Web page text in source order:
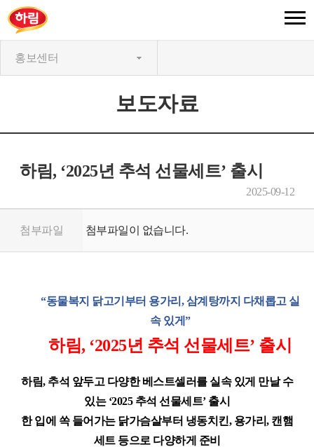
홍보센터
보도자료
하림, ‘2025년 추석 선물세트’ 출시
2025-09-12
첨부파일 첨부파일이 없습니다.
“동물복지 닭고기부터 용가리 ,삼계탕까지 다채롭고 실
속 있게”
하림, ‘2025년 추석 선물세트’ 출시
하림, 추석 앞두고 다양한 베스트셀러를 실속 있게 만날 수
있는 ‘2025 추석 선물세트’ 출시
한 입에 쏙 들어가는 닭가슴살부터 냉동치킨, 용가리, 캔햄
세트 등으로 다양하게 준비